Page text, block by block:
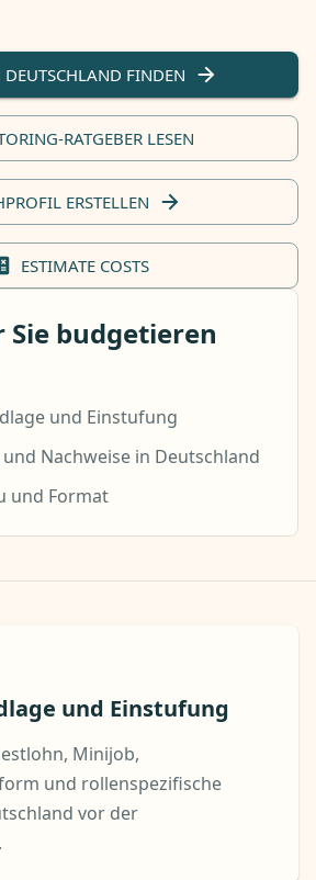
FINDEN
RATGEBER LESEN
ERSTELLEN
ESTIMATE COSTS
Sie budgetieren
und Einstufung
Nachweise in Deutschland
und Format
und Einstufung
Minijob,
und rollenspezifische
vor der